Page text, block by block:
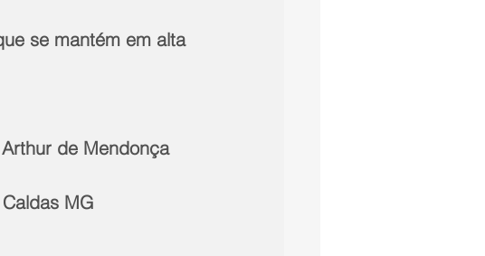
se mantém em alta
MG